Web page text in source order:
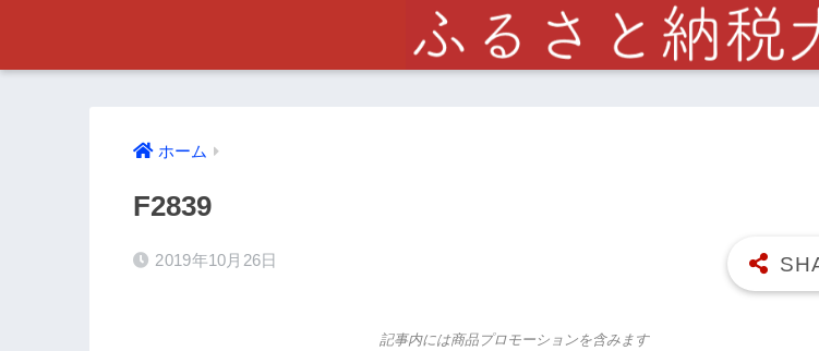
ホーム
F2839
2019年10月26日
記事内には商品プロモーションを含みます